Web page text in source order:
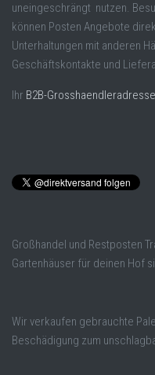
uneingeschrängt nutzen.
können Posten Angebote
Unterhaltungen mit anderen
Geschäftskontakte und
Ihr B2B-
Großhandel und Restposten
Gartenhäuser für deinen Hof
Wir verkaufen gebrauchte
Beschädigung zum